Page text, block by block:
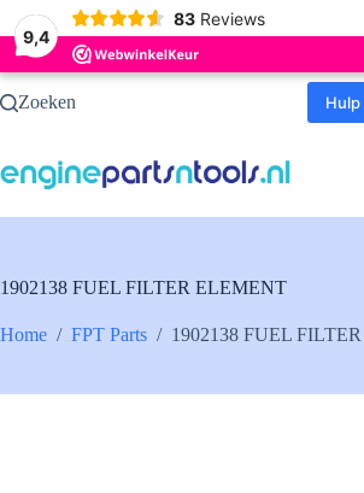
9,4
83 Reviews
Ga
naarZoeken
1902138 FUEL FILTER ELEMENT
Home / FPT Parts / 1902138 FUEL